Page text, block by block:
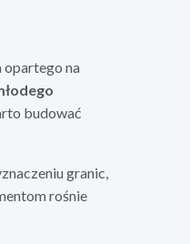
opartego na
budować
granic,
rośnie